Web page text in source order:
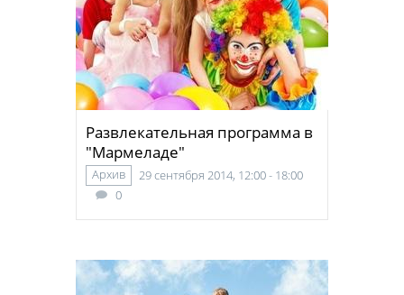
Развлекательная программа в
"Мармеладе"
Архив
29 сентября 2014, 12:00 - 18:00
0